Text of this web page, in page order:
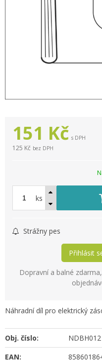
151 Kč s DPH
125 Kč bez DPH
ks
Strážny pes
Přihlásit
Dopravní a balné
Náhradní díl pro elektrický
Obj. číslo:
NDBH012
EAN: